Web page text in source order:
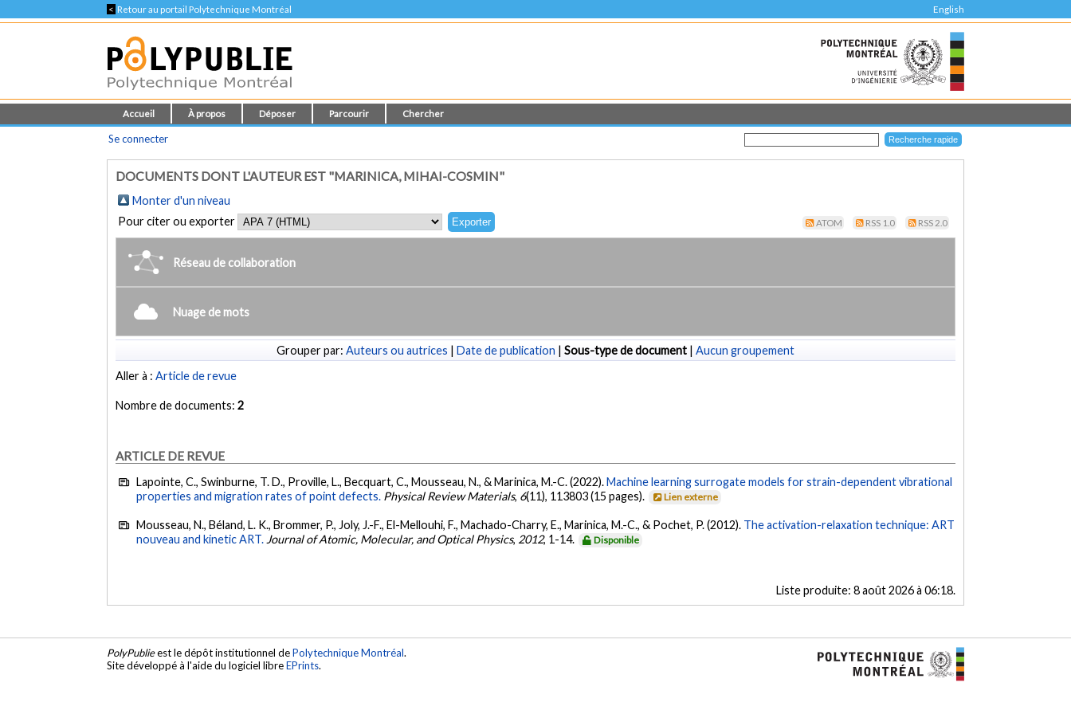
< Retour au portail Polytechnique Montréal English
Accueil À propos Déposer Parcourir Chercher
Se connecter
DOCUMENTS DONT L'AUTEUR EST "MARINICA, MIHAI-COSMIN"
Monter d'un niveau
Pour citer ou exporter
ATOM RSS 1.0 RSS 2.0
Réseau de collaboration
Nuage de mots
Grouper par: Auteurs ou autrices | Date de publication | Sous-type de document | Aucun groupement
Aller à :Article de revue
Nombre de documents:2
ARTICLE DE REVUE
Lapointe, C., Swinburne, T. D., Proville, L., Becquart, C., Mousseau, N., & Marinica, M.-C. (2022).Machine learning surrogate models for strain-dependent vibrational
properties and migration rates of point defects. Physical Review Materials, 6(11), 113803 (15 pages). Lien externe
Mousseau, N., Béland, L. K., Brommer, P., Joly, J.-F., El-Mellouhi, F., Machado-Charry, E., Marinica, M.-C., & Pochet, P. (2012). The activation-relaxation technique: ART
nouveau and kinetic ART. Journal of Atomic, Molecular, and Optical Physics, 2012, 1-14. Disponible
Liste produite: 8 août 2026 à 06:18.
PolyPublieest le dépôt institutionnel dePolytechnique Montréal.
Site développé à l'aide du logiciel libreEPrints.